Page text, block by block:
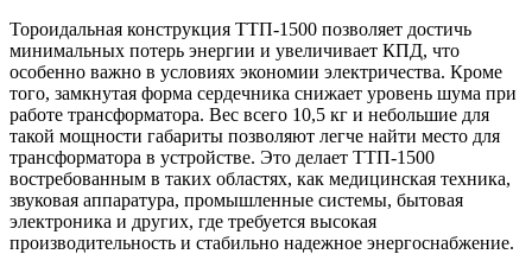
Тороидальная конструкция ТТП-1500 позволяет достичь
минимальных потерь энергии и увеличивает КПД, что
особенно важно в условиях экономии электричества. Кроме
того, замкнутая форма сердечника снижает уровень шума при
работе трансформатора. Вес всего 10,5 кг и небольшие для
такой мощности габариты позволяют легче найти место для
трансформатора в устройстве. Это делает ТТП-1500
востребованным в таких областях, как медицинская техника,
звуковая аппаратура, промышленные системы, бытовая
электроника и других, где требуется высокая
производительность и стабильно надежное энергоснабжение.